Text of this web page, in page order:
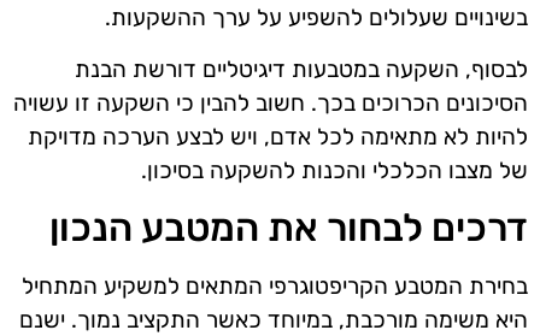
בשינויים שעלולים להשפיע על ערך ההשקעות.
לבסוף, השקעה במטבעות דיגיטליים דורשת הבנת
הסיכונים הכרוכים בכך. חשוב להבין כי השקעה זו עשויה
להיות לא מתאימה לכל אדם, ויש לבצע הערכה מדויקת
של מצבו הכלכלי והכנות להשקעה בסיכון.
דרכים לבחור את המטבע הנכון
בחירת המטבע הקריפטוגרפי המתאים למשקיע המתחיל
היא משימה מורכבת, במיוחד כאשר התקציב נמוך. ישנם